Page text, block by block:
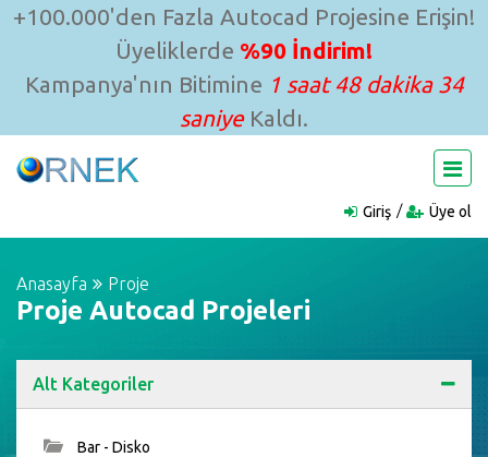
+100.000'den Fazla Autocad Projesine Erişin!
Üyeliklerde %90 İndirim!
Kampanya'nın Bitimine 1 saat 48 dakika 33
saniyeKaldı.
Giriş Üye ol
Anasayfa Proje
Proje Autocad Projeleri
Alt Kategoriler
Bar - Disko